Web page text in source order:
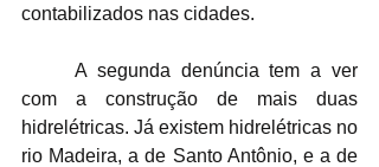
contabilizados nas cidades.
com a construção de mais duas
hidrelétricas. Já existem hidrelétricas no
rio Madeira, a de Santo Antônio, e a de